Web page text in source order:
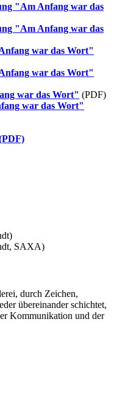
"Am Anfang war das
"Am Anfang war das
war das Wort"
war das Wort"
war das Wort" (PDF)
war das Wort"
SAXA)
durch Zeichen,
übereinander schichtet,
Kommunikation und der